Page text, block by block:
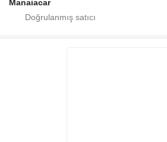
Manaiacar